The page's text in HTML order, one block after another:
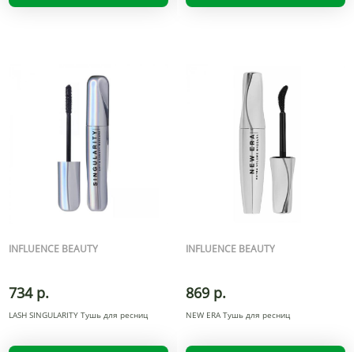
INFLUENCE BEAUTY
734 р.
LASH SINGULARITY Тушь для ресниц
INFLUENCE BEAUTY
869 р.
NEW ERA Тушь для ресниц